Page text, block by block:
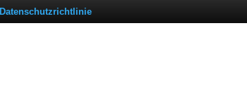
Datenschutzrichtlinie